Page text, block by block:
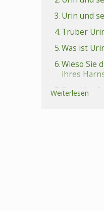
3.Urin und
4.Trüber
5.Was ist
6.Wieso Sie
ihres
7.Fazit
Weiterlesen